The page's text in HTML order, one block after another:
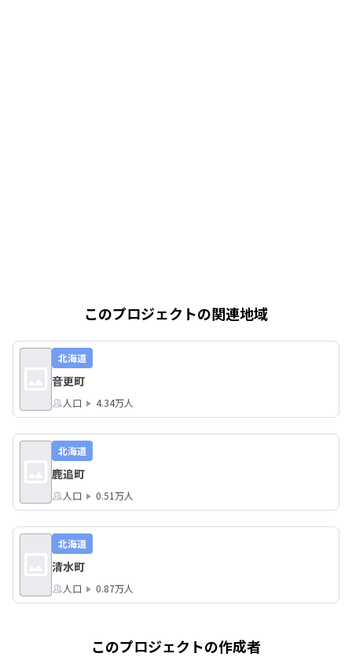
このプロジェクトの関連地域
北海道
音更町
人口 4.34万人
北海道
鹿追町
人口 0.51万人
北海道
清水町
人口 0.87万人
このプロジェクトの作成者